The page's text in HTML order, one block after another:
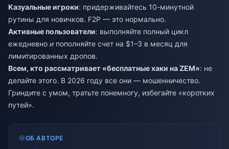
Казуальные игроки: придерживайтесь 10-минутной
рутины для новичков. F2P — это нормально.
Активные пользователи: выполняйте полный цикл
ежедневно и пополняйте счет на $1–3 в месяц для
лимитированных дропов.
Всем, кто рассматривает «бесплатные хаки на ZEM»: не
делайте этого. В 2026 году все они — мошенничество.
Гриндите с умом, тратьте понемногу, избегайте «коротких
путей».
ОБ АВТОРЕ